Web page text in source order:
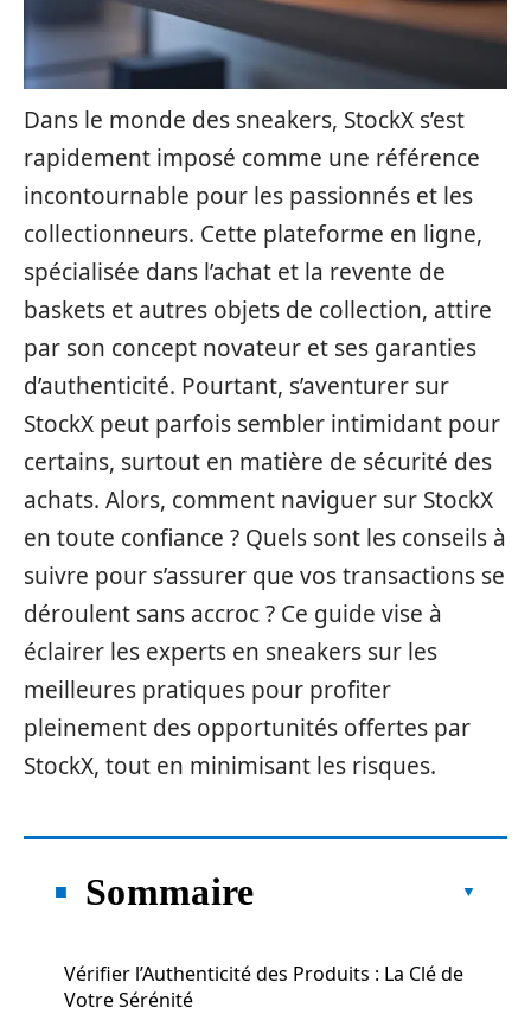
Dans le monde des sneakers, StockX s’est
rapidement imposé comme une référence
incontournable pour les passionnés et les
collectionneurs. Cette plateforme en ligne,
spécialisée dans l’achat et la revente de
baskets et autres objets de collection, attire
par son concept novateur et ses garanties
d’authenticité. Pourtant, s’aventurer sur
StockX peut parfois sembler intimidant pour
certains, surtout en matière de sécurité des
achats. Alors, comment naviguer sur StockX
en toute confiance ? Quels sont les conseils à
suivre pour s’assurer que vos transactions se
déroulent sans accroc ? Ce guide vise à
éclairer les experts en sneakers sur les
meilleures pratiques pour profiter
pleinement des opportunités offertes par
StockX, tout en minimisant les risques.
Sommaire
Vérifier l’Authenticité des Produits : La Clé de
Votre Sérénité